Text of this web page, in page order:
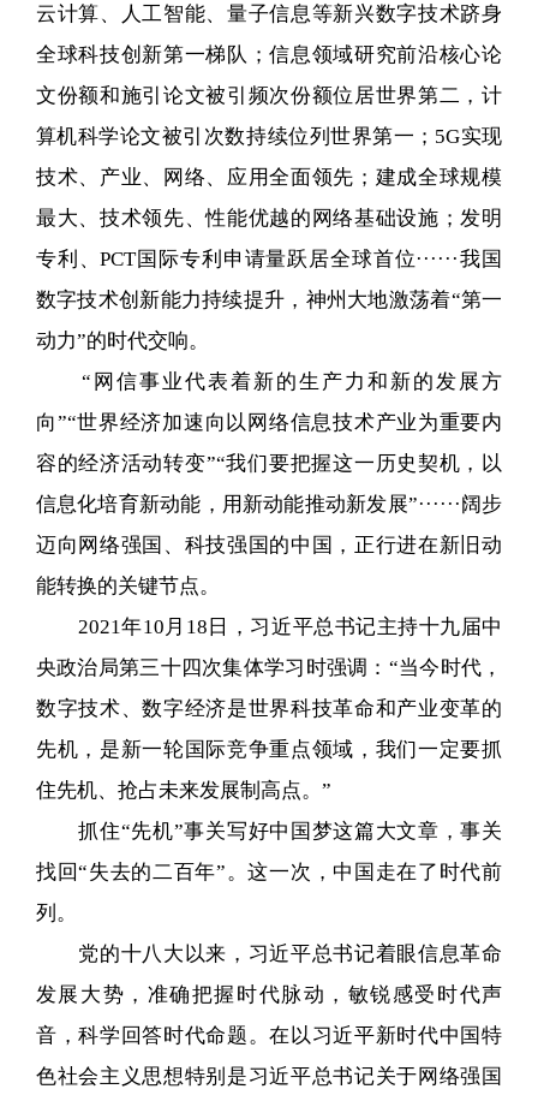
云计算、人工智能、量子信息等新兴数字技术跻身
全球科技创新第一梯队；信息领域研究前沿核心论
文份额和施引论文被引频次份额位居世界第二，计
算机科学论文被引次数持续位列世界第一；5G实现
技术、产业、网络、应用全面领先；建成全球规模
最大、技术领先、性能优越的网络基础设施；发明
专利、PCT国际专利申请量跃居全球首位······我国
数字技术创新能力持续提升，神州大地激荡着“第一
动力”的时代交响。
“网信事业代表着新的生产力和新的发展方
向”“世界经济加速向以网络信息技术产业为重要内
容的经济活动转变”“我们要把握这一历史契机，以
信息化培育新动能，用新动能推动新发展”······阔步
迈向网络强国、科技强国的中国，正行进在新旧动
能转换的关键节点。
2021年10月18日，习近平总书记主持十九届中
央政治局第三十四次集体学习时强调：“当今时代，
数字技术、数字经济是世界科技革命和产业变革的
先机，是新一轮国际竞争重点领域，我们一定要抓
住先机、抢占未来发展制高点。”
抓住“先机”事关写好中国梦这篇大文章，事关
找回“失去的二百年”。这一次，中国走在了时代前
列。
党的十八大以来，习近平总书记着眼信息革命
发展大势，准确把握时代脉动，敏锐感受时代声
音，科学回答时代命题。在以习近平新时代中国特
色社会主义思想特别是习近平总书记关于网络强国